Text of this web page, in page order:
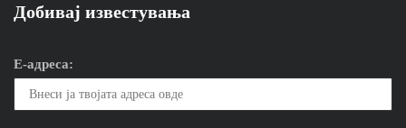
Добивај известувања
Е-адреса: